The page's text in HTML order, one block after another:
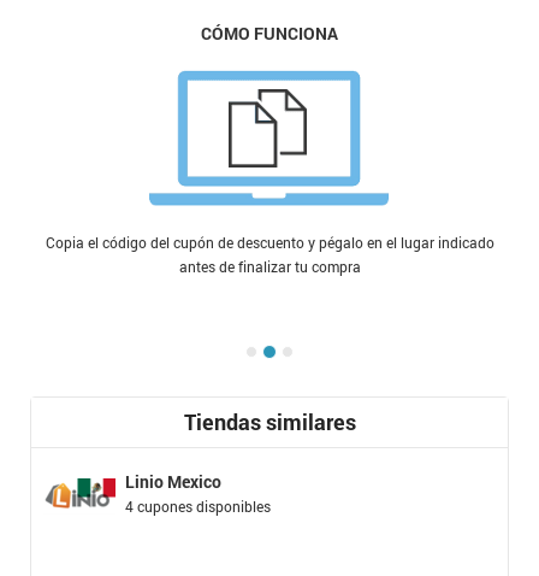
CÓMO FUNCIONA
Copia el código del cupón de descuento y pégalo en el lugar indicado
antes de finalizar tu compra
Tiendas similares
Linio Mexico
4 cupones disponibles